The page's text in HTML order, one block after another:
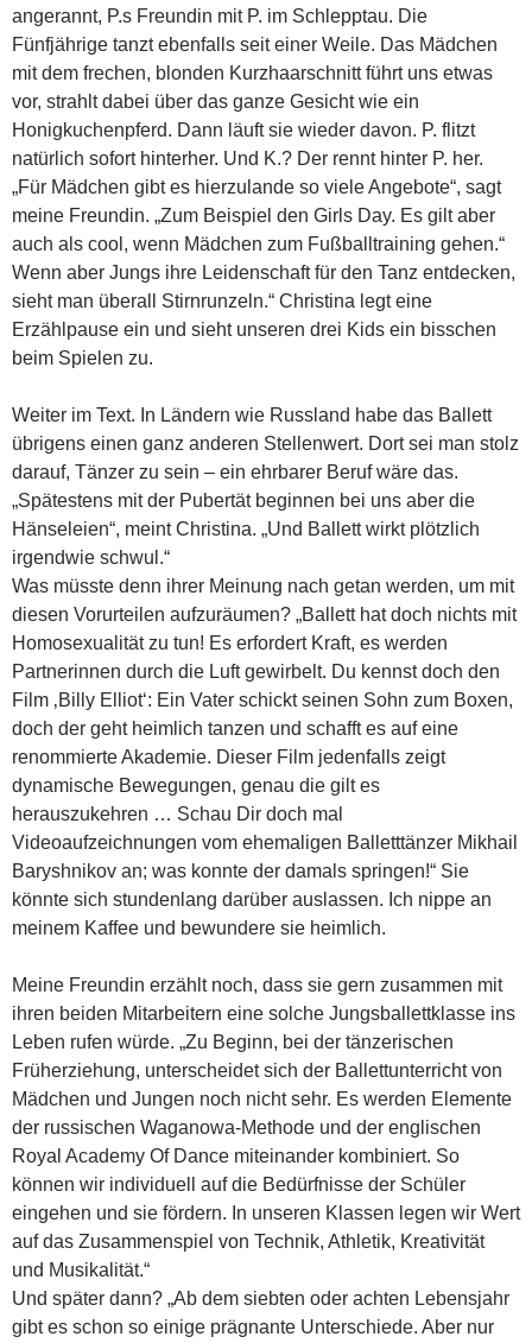
angerannt, P.s Freundin mit P. im Schlepptau. Die
Fünfjährige tanzt ebenfalls seit einer Weile. Das Mädchen
mit dem frechen, blonden Kurzhaarschnitt führt uns etwas
vor, strahlt dabei über das ganze Gesicht wie ein
Honigkuchenpferd. Dann läuft sie wieder davon. P. flitzt
natürlich sofort hinterher. Und K.? Der rennt hinter P. her.
„Für Mädchen gibt es hierzulande so viele Angebote“, sagt
meine Freundin. „Zum Beispiel den Girls Day. Es gilt aber
auch als cool, wenn Mädchen zum Fußballtraining gehen.“
Wenn aber Jungs ihre Leidenschaft für den Tanz entdecken,
sieht man überall Stirnrunzeln.“ Christina legt eine
Erzählpause ein und sieht unseren drei Kids ein bisschen
beim Spielen zu.
Weiter im Text. In Ländern wie Russland habe das Ballett
übrigens einen ganz anderen Stellenwert. Dort sei man stolz
darauf, Tänzer zu sein – ein ehrbarer Beruf wäre das.
„Spätestens mit der Pubertät beginnen bei uns aber die
Hänseleien“, meint Christina. „Und Ballett wirkt plötzlich
irgendwie schwul.“
Was müsste denn ihrer Meinung nach getan werden, um mit
diesen Vorurteilen aufzuräumen? „Ballett hat doch nichts mit
Homosexualität zu tun! Es erfordert Kraft, es werden
Partnerinnen durch die Luft gewirbelt. Du kennst doch den
Film ‚Billy Elliot‘: Ein Vater schickt seinen Sohn zum Boxen,
doch der geht heimlich tanzen und schafft es auf eine
renommierte Akademie. Dieser Film jedenfalls zeigt
dynamische Bewegungen, genau die gilt es
herauszukehren … Schau Dir doch mal
Videoaufzeichnungen vom ehemaligen Balletttänzer Mikhail
Baryshnikov an; was konnte der damals springen!“ Sie
könnte sich stundenlang darüber auslassen. Ich nippe an
meinem Kaffee und bewundere sie heimlich.
Meine Freundin erzählt noch, dass sie gern zusammen mit
ihren beiden Mitarbeitern eine solche Jungsballettklasse ins
Leben rufen würde. „Zu Beginn, bei der tänzerischen
Früherziehung, unterscheidet sich der Ballettunterricht von
Mädchen und Jungen noch nicht sehr. Es werden Elemente
der russischen Waganowa-Methode und der englischen
Royal Academy Of Dance miteinander kombiniert. So
können wir individuell auf die Bedürfnisse der Schüler
eingehen und sie fördern. In unseren Klassen legen wir Wert
auf das Zusammenspiel von Technik, Athletik, Kreativität
und Musikalität.“
Und später dann? „Ab dem siebten oder achten Lebensjahr
gibt es schon so einige prägnante Unterschiede. Aber nur